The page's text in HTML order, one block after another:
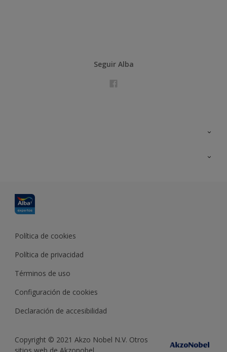
Seguir Alba
Política de cookies
Política de privacidad
Términos de uso
Configuración de cookies
Declaración de accesibilidad
Copyright © 2021 Akzo Nobel N.V. Otros
sitios web de Akzonobel